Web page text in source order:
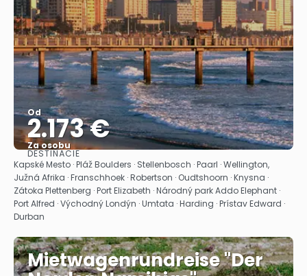
Od
2.173 €
Za osobu
Pozrieť sa
DESTINÁCIE
Kapské Mesto · Pláž Boulders · Stellenbosch · Paarl · Wellington,
Južná Afrika · Franschhoek · Robertson · Oudtshoorn · Knysna ·
Zátoka Plettenberg · Port Elizabeth · Národný park Addo Elephant ·
Port Alfred · Východný Londýn · Umtata · Harding · Prístav Edward ·
Durban
Mietwagenrundreise "Der